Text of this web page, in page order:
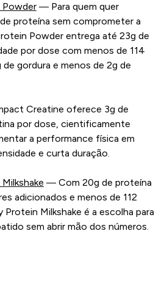
Powder— Para quem quer
proteína sem comprometer a
Powder entrega até 23g de
por dose com menos de 114
gordura e menos de 2g de
Creatine oferece 3g de
por dose, cientificamente
a performance física em
e curta duração.
— Com 20g de proteína
adicionados e menos de 112
Protein Milkshake é a escolha para
sem abrir mão dos números.